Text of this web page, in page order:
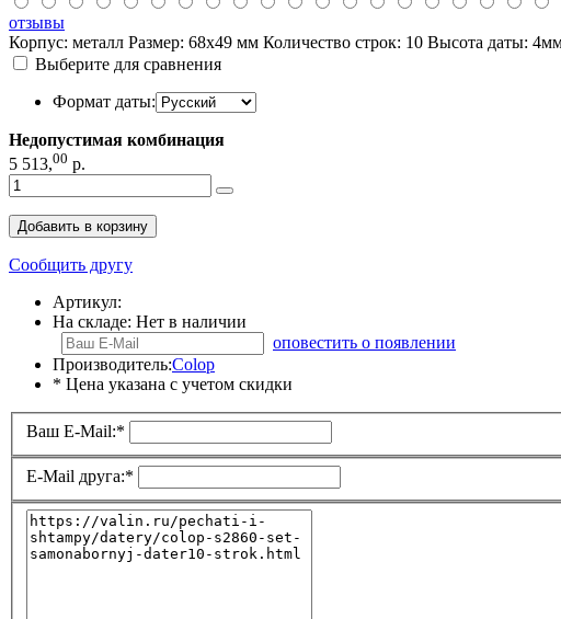
отзывы
Корпус: металл Размер: 68х49 мм Количество строк: 10 Высота даты:
Выберите для сравнения
Формат даты:
Недопустимая комбинация
5 513,00 р.
Добавить в корзину
Сообщить другу
Артикул:
На складе: Нет в наличии
оповестить о появлении
Производитель:Colop
* Цена указана с учетом скидки
Ваш E-Mail:*
E-Mail друга:*